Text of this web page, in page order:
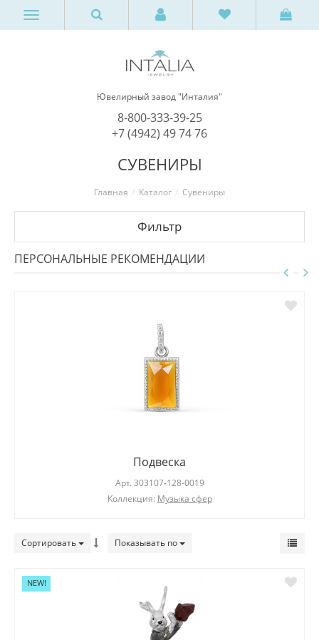
Ювелирный завод "Инталия"
8-800-333-39-25
+7 (4942) 49 74 76
СУВЕНИРЫ
Главная Каталог Сувениры
Фильтр
ПЕРСОНАЛЬНЫЕ РЕКОМЕНДАЦИИ
Подвеска
Арт. 303107-128-0019
Коллекция: Музыка сфер
Сортировать Показывать по
NEW!